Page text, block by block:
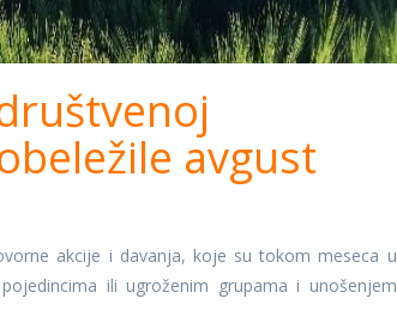
avgust
akcije i davanja, koje su tokom meseca u
ili ugroženim grupama i unošenjem